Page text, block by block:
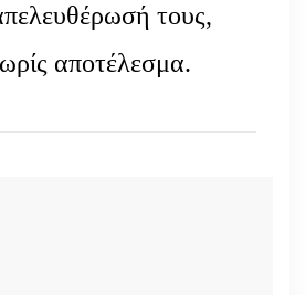
τους,
αποτέλεσμα.